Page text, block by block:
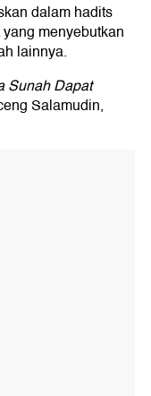
dalam hadits
menyebutkan
lainnya.
Sunah Dapat
Salamudin,